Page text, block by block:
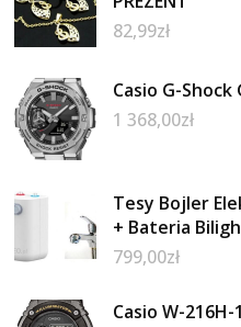
82,99zł
Casio G-Shock
1 368,00zł
Tesy Bojler
+ Bateria
799,00zł
Casio W-216H-